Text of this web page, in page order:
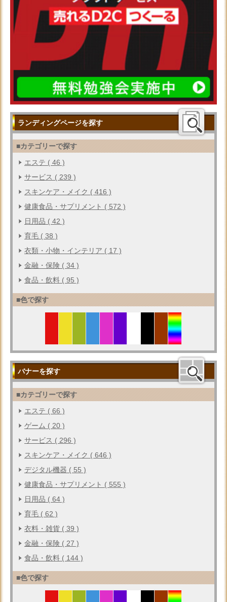
ランディングページを探す
■カテゴリーで探す
エステ ( 46 )
サービス ( 239 )
スキンケア・メイク ( 416 )
健康食品・サプリメント ( 572 )
日用品 ( 42 )
育毛 ( 38 )
衣類・小物・インテリア ( 17 )
金融・保険 ( 34 )
食品・飲料 ( 95 )
■色で探す
バナーを探す
■カテゴリーで探す
エステ ( 66 )
ゲーム ( 20 )
サービス ( 296 )
スキンケア・メイク ( 646 )
デジタル機器 ( 55 )
健康食品・サプリメント ( 555 )
日用品 ( 64 )
育毛 ( 62 )
衣料・雑貨 ( 39 )
金融・保険 ( 27 )
食品・飲料 ( 144 )
■色で探す